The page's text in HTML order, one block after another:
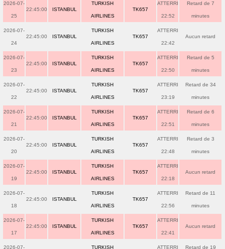
2026-07-
25
22:45:00 ISTANBUL
TURKISH
AIRLINES
TK657
ATTERRI
22:52
Retard de 7
minutes
2026-07-
24
22:45:00 ISTANBUL
TURKISH
AIRLINES
TK657
ATTERRI
22:42
Aucun retard
2026-07-
23
22:45:00 ISTANBUL
TURKISH
AIRLINES
TK657
ATTERRI
22:50
Retard de 5
minutes
2026-07-
22
22:45:00 ISTANBUL
TURKISH
AIRLINES
TK657
ATTERRI
23:19
Retard de 34
minutes
2026-07-
21
22:45:00 ISTANBUL
TURKISH
AIRLINES
TK657
ATTERRI
22:51
Retard de 6
minutes
2026-07-
20
22:45:00 ISTANBUL
TURKISH
AIRLINES
TK657
ATTERRI
22:48
Retard de 3
minutes
2026-07-
19
22:45:00 ISTANBUL
TURKISH
AIRLINES
TK657
ATTERRI
22:18
Aucun retard
2026-07-
18
22:45:00 ISTANBUL
TURKISH
AIRLINES
TK657
ATTERRI
22:56
Retard de 11
minutes
2026-07-
17
22:45:00 ISTANBUL
TURKISH
AIRLINES
TK657
ATTERRI
22:41
Aucun retard
2026-07- TURKISH ATTERRI Retard de 19